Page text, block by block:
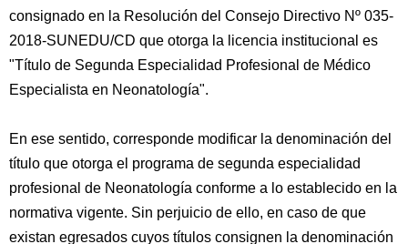
consignado en la Resolución del Consejo Directivo Nº 035-
2018-SUNEDU/CD que otorga la licencia institucional es
"Título de Segunda Especialidad Profesional de Médico
Especialista en Neonatología".
En ese sentido, corresponde modificar la denominación del
título que otorga el programa de segunda especialidad
profesional de Neonatología conforme a lo establecido en la
normativa vigente. Sin perjuicio de ello, en caso de que
existan egresados cuyos títulos consignen la denominación